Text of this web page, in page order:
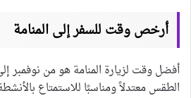
أرخص وقت للسفر إلى المنامة
أفضل وقت لزيارة المنامة هو من
الطقس معتدلاً ومناسبًا للاستمتاع